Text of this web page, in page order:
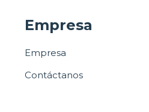
Empresa
Empresa
Contáctanos